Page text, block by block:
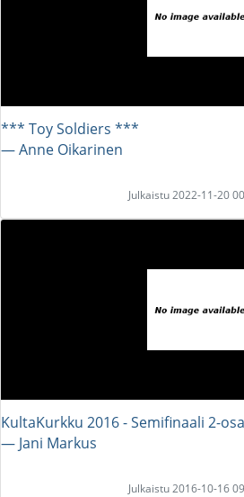
*** Toy Soldiers ***
― Anne Oikarinen
Julkaistu 2022-11-20
KultaKurkku 2016 - Semifinaali 2-osa
― Jani Markus
Julkaistu 2016-10-16